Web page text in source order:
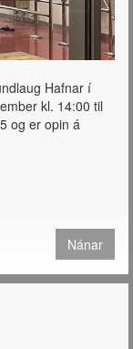
Hafnar í
kl. 14:00 til
og er opin á
Nánar